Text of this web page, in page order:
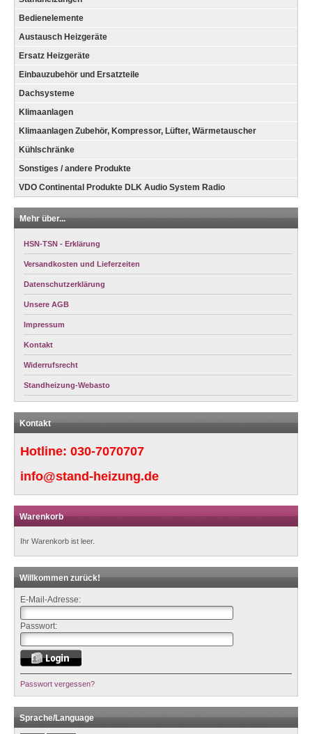
Bedienelemente
Austausch Heizgeräte
Ersatz Heizgeräte
Einbauzubehör und Ersatzteile
Dachsysteme
Klimaanlagen
Klimaanlagen Zubehör, Kompressor, Lüfter, Wärmetauscher
Kühlschränke
Sonstiges / andere Produkte
VDO Continental Produkte DLK Audio System Radio
Mehr über...
HSN-TSN - Erklärung
Versandkosten und Lieferzeiten
Datenschutzerklärung
Unsere AGB
Impressum
Kontakt
Widerrufsrecht
Standheizung-Webasto
Kontakt
Hotline: 030-7070707
info@stand-heizung.de
Warenkorb
Ihr Warenkorb ist leer.
Willkommen zurück!
E-Mail-Adresse:
Passwort:
Passwort vergessen?
Sprache/Language